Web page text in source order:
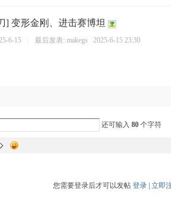
] 变形金刚、进击赛博坦
6-15 最后发表: makegs 2025-6-15 23:30
还可输入 80 个字符
您需要登录后才可以发帖 登录| 立即